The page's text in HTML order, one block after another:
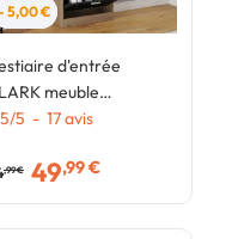
5,00 €
d'entrée
meuble
2 portes effet
/5 - 17avis
,99 € 49,99 €